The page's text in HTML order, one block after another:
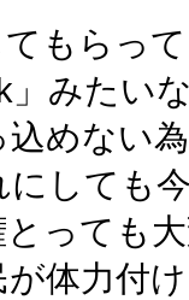
もらっ
みたい
めない
しても
っても
が体力付